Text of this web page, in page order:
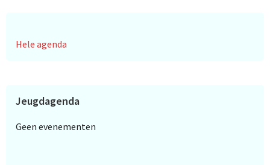
Hele agenda
Jeugdagenda
Geen evenementen